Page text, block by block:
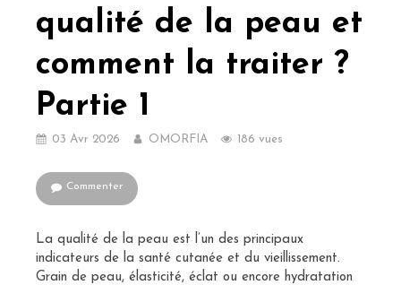
qualité de la peau et
comment la traiter ?
Partie 1
03 Avr 2026 OMORFIA 186 vues
Commenter
La qualité de la peau est l’un des principaux
indicateurs de la santé cutanée et du vieillissement.
Grain de peau, élasticité, éclat ou encore hydratation